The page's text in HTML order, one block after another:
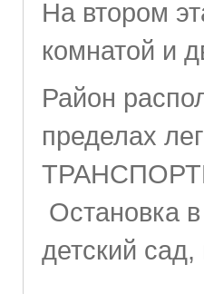
На втором
комнатой и
Район
пределах
Остановка
детский